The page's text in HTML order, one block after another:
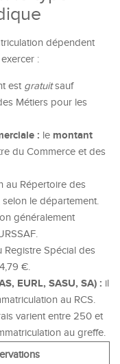
dépendent
:
est gratuitsauf
Métiers pour les
: le montant
du Commerce et des
au Répertoire des
le département.
généralement
Registre Spécial des
€.
EURL, SASU, SA) : il
au RCS.
varient entre 250 et
au greffe.